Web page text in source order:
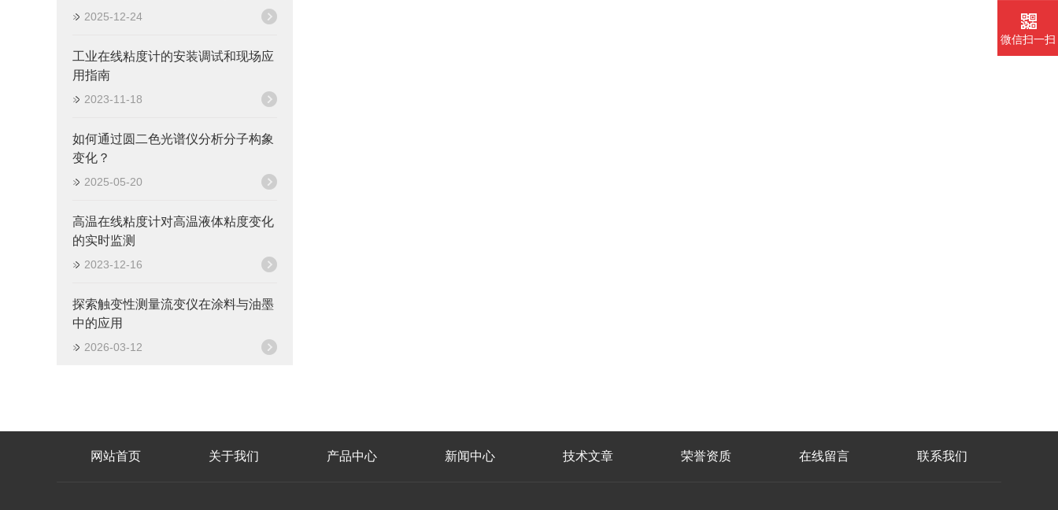
2025-12-24
工业在线粘度计的安装调试和现场应
用指南
2023-11-18
如何通过圆二色光谱仪分析分子构象
变化？
2025-05-20
高温在线粘度计对高温液体粘度变化
的实时监测
2023-12-16
探索触变性测量流变仪在涂料与油墨
中的应用
2026-03-12
网站首页 关于我们 产品中心 新闻中心 技术文章 荣誉资质 在线留言 联系我们
微信扫一扫